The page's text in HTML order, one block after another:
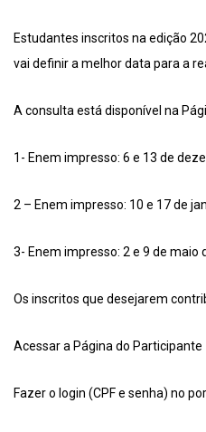
Estudantes inscritos na edição
vai definir a melhor data para a
A consulta está disponível na
1- Enem impresso: 6 e 13 de
2 – Enem impresso: 10 e 17 de
3- Enem impresso: 2 e 9 de maio
Os inscritos que desejarem
Acessar a Página do Participante
Fazer o login (CPF e senha) no